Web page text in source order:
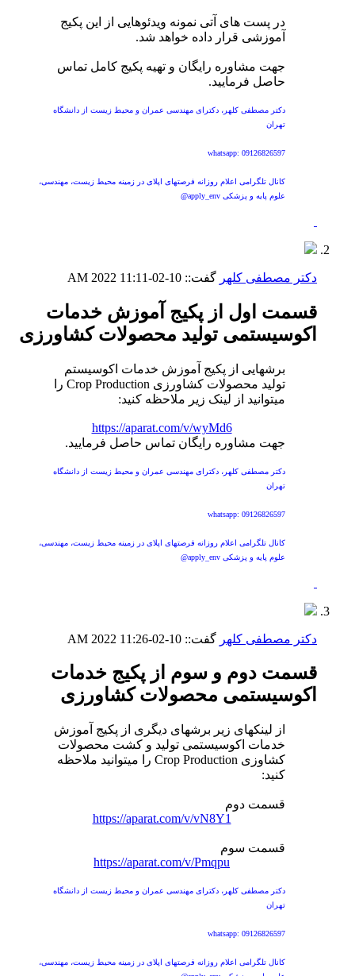
در پست های آتی نمونه ویدئوهایی از این پکیج
آموزشی قرار داده خواهد شد.
جهت مشاوره رایگان و تهیه پکیج کامل تماس
حاصل فرمایید.
دکتر مصطفی کلهر، دکترای مهندسی عمران و محیط زیست از دانشگاه
تهران
whatsapp: 09126826597
کانال تلگرامی اعلام روزانه فرصتهای اپلای در زمینه محیط زیست، مهندسی،
علوم پایه و پزشکی apply_env@
دکتر مصطفی کلهر گفت:: 10-02-2022
11:11 AM
قسمت اول از پکیج آموزش خدمات
اکوسیستمی تولید محصولات کشاورزی
برشهایی از پکیج آموزش خدمات اکوسیستم
تولید محصولات کشاورزی Crop Production را
میتوانید از لینک زیر ملاحظه کنید:
https://aparat.com/v/wyMd6
جهت مشاوره رایگان تماس حاصل فرمایید.
دکتر مصطفی کلهر، دکترای مهندسی عمران و محیط زیست از دانشگاه
تهران
whatsapp: 09126826597
کانال تلگرامی اعلام روزانه فرصتهای اپلای در زمینه محیط زیست، مهندسی،
علوم پایه و پزشکی apply_env@
دکتر مصطفی کلهر گفت:: 10-02-2022
11:26 AM
قسمت دوم و سوم از پکیج خدمات
اکوسیستمی محصولات کشاورزی
از لینکهای زیر برشهای دیگری از پکیج آموزش
خدمات اکوسیستمی تولید و کشت محصولات
کشاوزی Crop Production را میتوانید ملاحظه
کنید:
قسمت دوم
https://aparat.com/v/vN8Y1
قسمت سوم
https://aparat.com/v/Pmqpu
دکتر مصطفی کلهر، دکترای مهندسی عمران و محیط زیست از دانشگاه
تهران
whatsapp: 09126826597
کانال تلگرامی اعلام روزانه فرصتهای اپلای در زمینه محیط زیست، مهندسی،